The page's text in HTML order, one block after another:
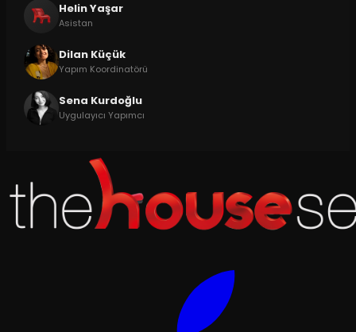
Helin Yaşar
Asistan
Dilan Küçük
Yapım Koordinatörü
Sena Kurdoğlu
Uygulayıcı Yapımcı